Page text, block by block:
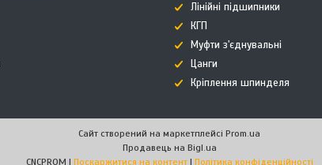
Лінійні підшипники
КГП
Муфти з'єднувальні
Цанги
Кріплення шпинделя
Сайт створений на маркетплейсі Prom.ua
Продавець на Bigl.ua
CNCPROM | Поскаржитися на контент | Політика конфіденційності